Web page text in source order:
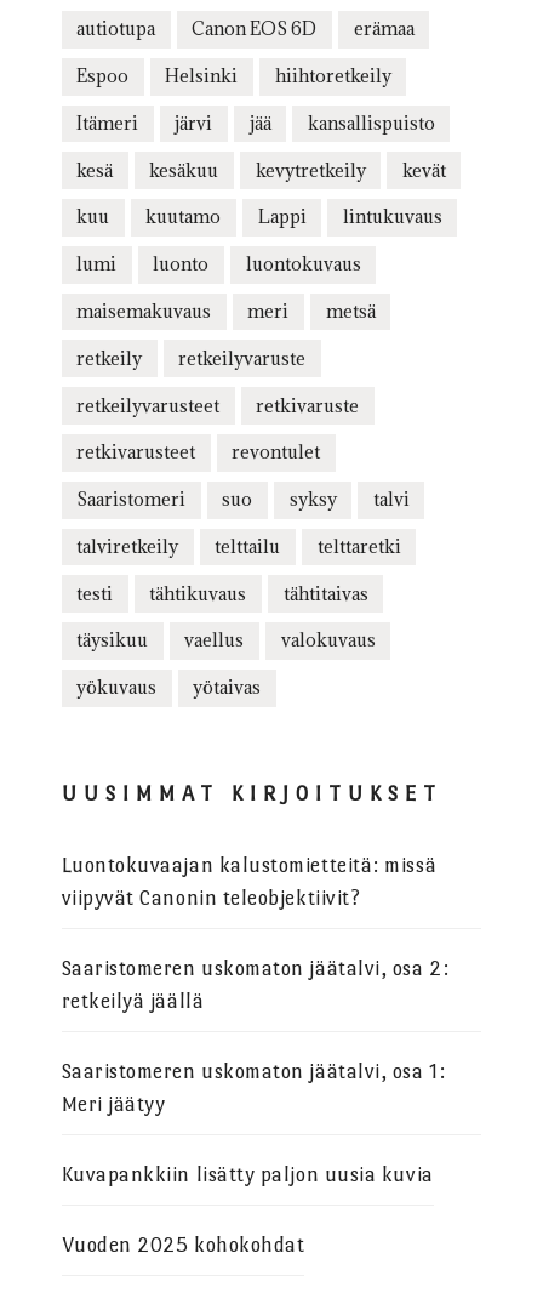
autiotupa Canon EOS 6D erämaa
Espoo Helsinki hiihtoretkeily
Itämeri järvi jää kansallispuisto
kesä kesäkuu kevytretkeily kevät
kuu kuutamo Lappi lintukuvaus
lumi luonto luontokuvaus
maisemakuvaus meri metsä
retkeily retkeilyvaruste
retkeilyvarusteet retkivaruste
retkivarusteet revontulet
Saaristomeri suo syksy talvi
talviretkeily telttailu telttaretki
testi tähtikuvaus tähtitaivas
täysikuu vaellus valokuvaus
yökuvaus yötaivas
UUSIMMAT KIRJOITUKSET
Luontokuvaajan kalustomietteitä: missä
viipyvät Canonin teleobjektiivit?
Saaristomeren uskomaton jäätalvi, osa 2:
retkeilyä jäällä
Saaristomeren uskomaton jäätalvi, osa 1:
Meri jäätyy
Kuvapankkiin lisätty paljon uusia kuvia
Vuoden 2025 kohokohdat